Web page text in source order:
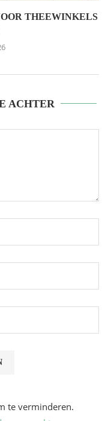
THEEWINKELS
ACHTER
te verminderen.